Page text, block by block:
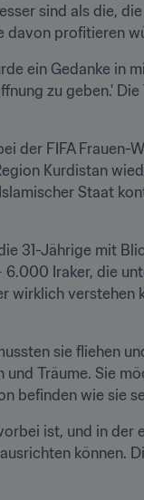
sind als die,
davon profitieren
ein Gedanke in
zu geben.' Die
der FIFA Frauen-
Kurdistan
Staat
31-Jährige mit
Iraker, die
wirklich verstehen
sie fliehen
Träume. Sie
befinden wie sie
ist, und in der
können.